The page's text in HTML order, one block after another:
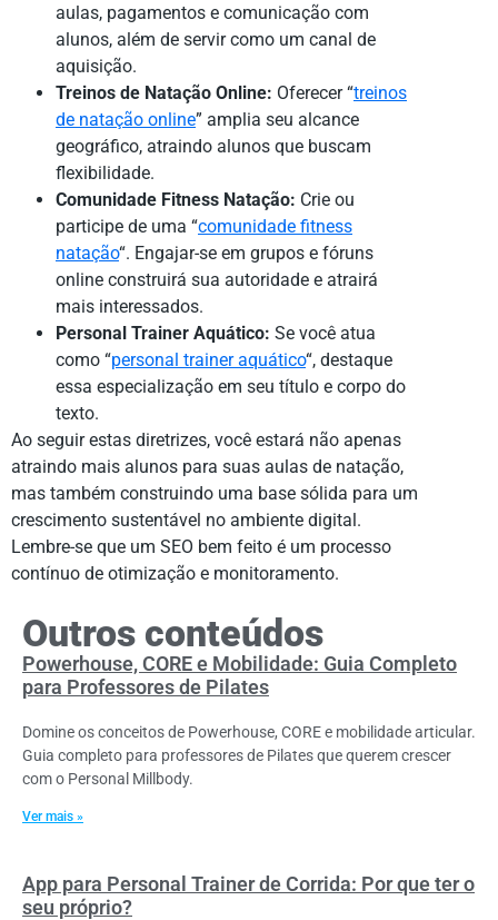
aulas, pagamentos e comunicação com
alunos, além de servir como um canal de
aquisição.
Treinos de Natação Online: Oferecer “treinos
de natação online” amplia seu alcance
geográfico, atraindo alunos que buscam
flexibilidade.
Comunidade Fitness Natação: Crie ou
participe de uma “comunidade fitness
natação“. Engajar-se em grupos e fóruns
online construirá sua autoridade e atrairá
mais interessados.
Personal Trainer Aquático: Se você atua
como “personal trainer aquático“, destaque
essa especialização em seu título e corpo do
texto.
Ao seguir estas diretrizes, você estará não apenas
atraindo mais alunos para suas aulas de natação,
mas também construindo uma base sólida para um
crescimento sustentável no ambiente digital.
Lembre-se que um SEO bem feito é um processo
contínuo de otimização e monitoramento.
Outros conteúdos
Powerhouse, CORE e Mobilidade: Guia Completo
para Professores de Pilates
Domine os conceitos de Powerhouse, CORE e mobilidade articular.
Guia completo para professores de Pilates que querem crescer
com o Personal Millbody.
Ver mais »
App para Personal Trainer de Corrida: Por que ter o
seu próprio?